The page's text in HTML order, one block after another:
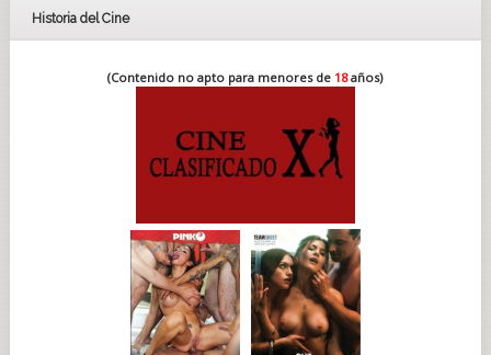
Historia del Cine
(Contenido no apto para menores de 18años)